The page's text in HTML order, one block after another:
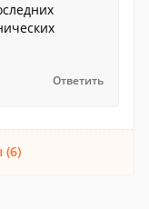
Ответить
(6)